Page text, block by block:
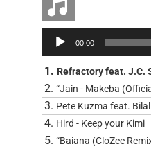
Reprodutor
00:00
1. Refractory feat. J.C.
2. “Jain - Makeba
3. Pete Kuzma feat.
4. Hird - Keep your Kimi
5. “Baiana (CloZee